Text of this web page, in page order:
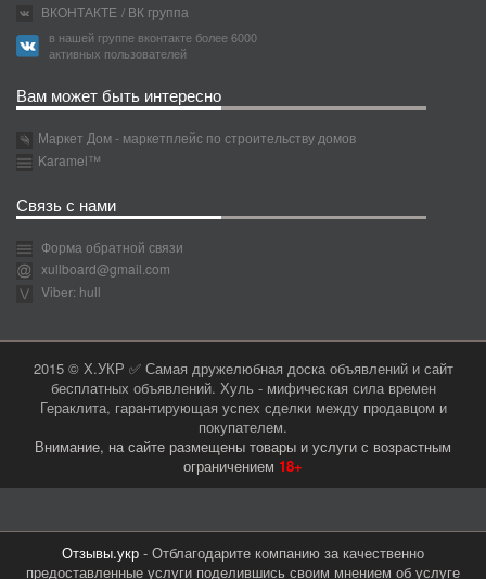
ВКОНТАКТЕ / ВК группа
в нашей группе вконтакте более 6000
активных пользователей
Вам может быть интересно
Маркет Дом - маркетплейс по строительству домов
Karamel™
Связь с нами
Форма обратной связи
xullboard@gmail.com
Viber: hull
2015 © Х.УКР ✅ Самая дружелюбная доска объявлений и сайт
бесплатных объявлений. Хуль - мифическая сила времен
Гераклита, гарантирующая успех сделки между продавцом и
покупателем.
Внимание, на сайте размещены товары и услуги с возрастным
ограничением 18+
Отзывы.укр - Отблагодарите компанию за качественно
предоставленные услуги поделившись своим мнением об услуге